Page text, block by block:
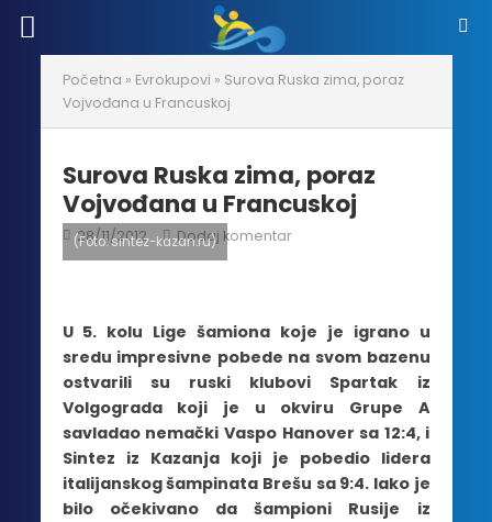
Početna » Evrokupovi » Surova Ruska zima, poraz
Vojvođana u Francuskoj
Surova Ruska zima, poraz
Vojvođana u Francuskoj
28/11/2012 Dodaj komentar
(Foto: sintez-kazan.ru)
U 5. kolu Lige šamiona koje je igrano u
sredu impresivne pobede na svom bazenu
ostvarili su ruski klubovi Spartak iz
Volgograda koji je u okviru Grupe A
savladao nemački Vaspo Hanover sa 12:4, i
Sintez iz Kazanja koji je pobedio lidera
italijanskog šampinata Brešu sa 9:4. Iako je
bilo očekivano da šampioni Rusije iz